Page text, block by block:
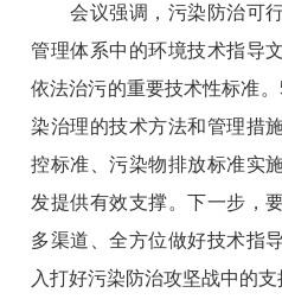
会议强调，污染防治可行
管理体系中的环境技术指导
依法治污的重要技术性标准
染治理的技术方法和管理措
控标准、污染物排放标准实
发提供有效支撑。下一步，
多渠道、全方位做好技术指
入打好污染防治攻坚战中的支